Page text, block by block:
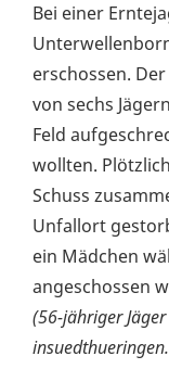
Bei einer
erschossen.
von sechs
Feld
wollten.
Schuss
Unfallort
ein Mädchen
angeschossen
(56-jähriger